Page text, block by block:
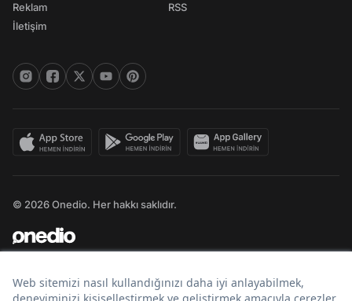
Reklam
İletişim
RSS
© 2026 Onedio. Her hakkı saklıdır.
Bir markasıdır.